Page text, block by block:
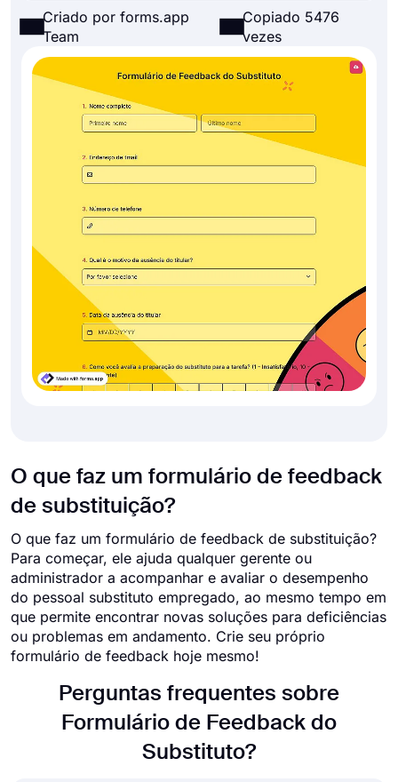
Criado por forms.app
Team
Copiado 5476
vezes
O que faz um formulário de feedback
de substituição?
O que faz um formulário de feedback de substituição?
Para começar, ele ajuda qualquer gerente ou
administrador a acompanhar e avaliar o desempenho
do pessoal substituto empregado, ao mesmo tempo em
que permite encontrar novas soluções para deficiências
ou problemas em andamento. Crie seu próprio
formulário de feedback hoje mesmo!
Perguntas frequentes sobre
Formulário de Feedback do
Substituto?